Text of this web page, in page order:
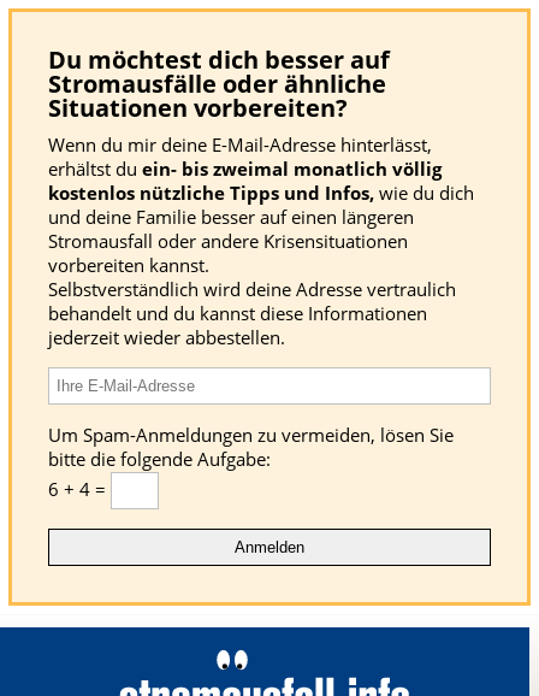
Du möchtest dich besser auf
Stromausfälle oder ähnliche
Situationen vorbereiten?
Wenn du mir deine E-Mail-Adresse hinterlässt,
erhältst du ein- bis zweimal monatlich völlig
kostenlos nützliche Tipps und Infos,wie du dich
und deine Familie besser auf einen längeren
Stromausfall oder andere Krisensituationen
vorbereiten kannst.
Selbstverständlich wird deine Adresse vertraulich
behandelt und du kannst diese Informationen
jederzeit wieder abbestellen.
Um Spam-Anmeldungen zu vermeiden, lösen Sie
bitte die folgende Aufgabe:
6 + 4 =